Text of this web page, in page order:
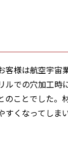
客様は航空宇宙
ルでの穴加工時
のことでした。
くなってしまい